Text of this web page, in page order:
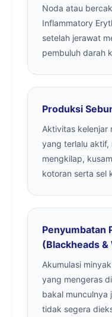
Noda atau
Inflammatory
setelah jerawat
pembuluh darah
Produksi
Aktivitas kelenjar
yang terlalu aktif,
mengkilap,
kotoran serta sel
Penyumbatan
(Blackheads
Akumulasi
yang mengeras
bakal munculnya
tidak segera